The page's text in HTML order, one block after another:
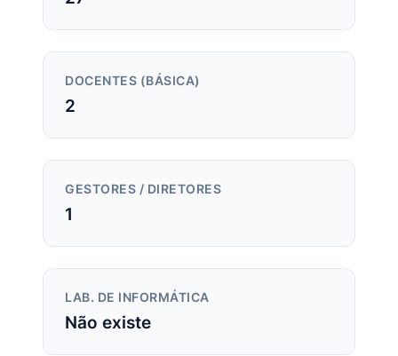
DOCENTES (BÁSICA)
2
GESTORES / DIRETORES
1
LAB. DE INFORMÁTICA
Não existe